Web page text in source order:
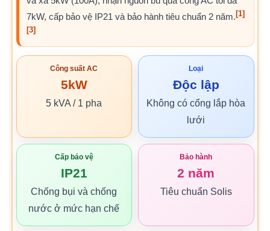
7kW, cấp bảo vệ IP21 và bảo hành tiêu chuẩn 2 năm. [1]
[3]
Công suất AC
5kW
5 kVA / 1 pha
Loại
Độc lập
Không có cổng lắp hòa
lưới
Cấp bảo vệ
IP21
Chống bụi và chống
nước ở mức hạn chế
Bảo hành
2 năm
Tiêu chuẩn Solis